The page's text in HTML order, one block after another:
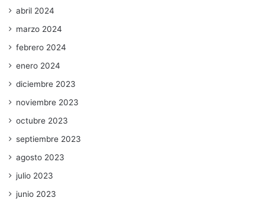
abril 2024
marzo 2024
febrero 2024
enero 2024
diciembre 2023
noviembre 2023
octubre 2023
septiembre 2023
agosto 2023
julio 2023
junio 2023